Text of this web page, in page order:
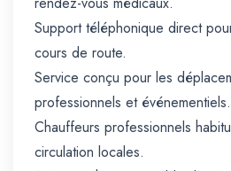
Support téléphonique direct
cours de route.
Service conçu pour les
professionnels et événementiels.
Chauffeurs professionnels
circulation locales.